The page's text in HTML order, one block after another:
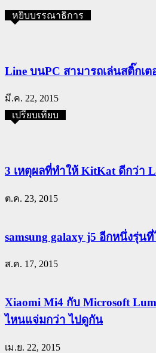
หยิบบรรณาธิการ
Line บนPC สามารถเล่นสติ๊กเ
มี.ค. 22, 2015
เปรียบเทียบ
3 เหตุผลที่ทำให้ KitKat ดีกว่า
ต.ค. 23, 2015
samsung galaxy j5 อีกหนึ่งรุ่น
ส.ค. 17, 2015
Xiaomi Mi4 กับ Microsoft
ไหนแจ่มกว่า ไปดูกัน
เม.ย. 22, 2015